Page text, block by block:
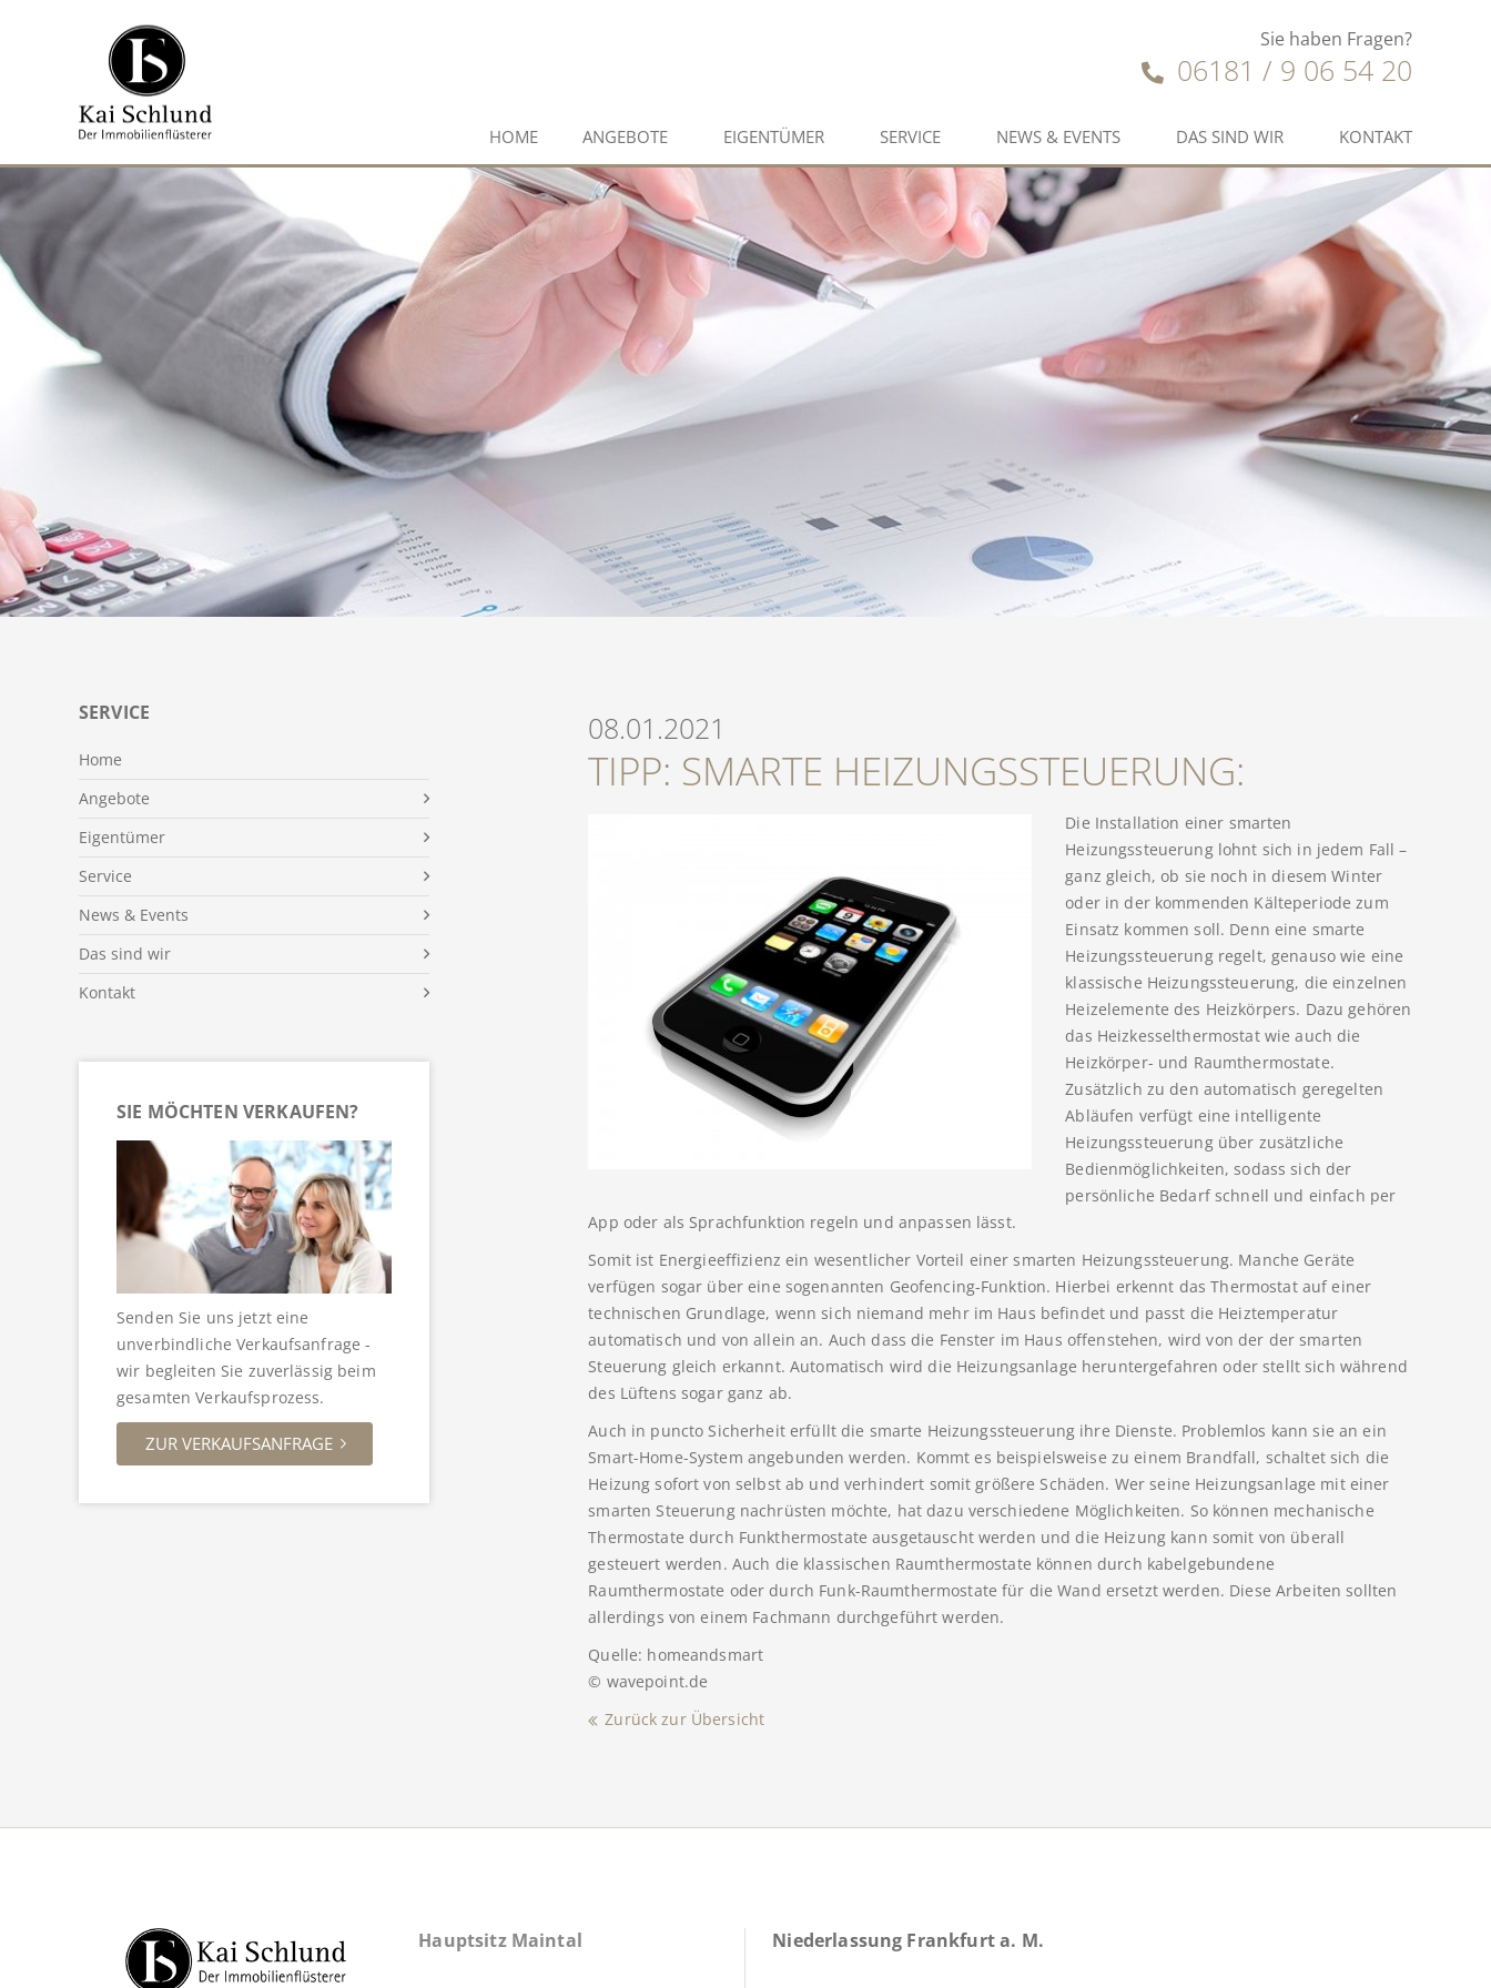
Sie haben Fragen?
06181 / 9 06 54 20
HOME ANGEBOTE EIGENTÜMER SERVICE NEWS & EVENTS DAS SIND WIR KONTAKT
SERVICE
Home
Angebote
Eigentümer
Service
News & Events
Das sind wir
Kontakt
SIE MÖCHTEN VERKAUFEN?
Senden Sie uns jetzt eine
unverbindliche Verkaufsanfrage -
wir begleiten Sie zuverlässig beim
gesamten Verkaufsprozess.
ZUR VERKAUFSANFRAGE
08.01.2021
TIPP: SMARTE HEIZUNGSSTEUERUNG:
Die Installation einer smarten
Heizungssteuerung lohnt sich in jedem Fall –
ganz gleich, ob sie noch in diesem Winter
oder in der kommenden Kälteperiode zum
Einsatz kommen soll. Denn eine smarte
Heizungssteuerung regelt, genauso wie eine
klassische Heizungssteuerung, die einzelnen
Heizelemente des Heizkörpers. Dazu gehören
das Heizkesselthermostat wie auch die
Heizkörper- und Raumthermostate.
Zusätzlich zu den automatisch geregelten
Abläufen verfügt eine intelligente
Heizungssteuerung über zusätzliche
Bedienmöglichkeiten, sodass sich der
persönliche Bedarf schnell und einfach per
App oder als Sprachfunktion regeln und anpassen lässt.
Somit ist Energieeffizienz ein wesentlicher Vorteil einer smarten Heizungssteuerung. Manche Geräte
verfügen sogar über eine sogenannten Geofencing-Funktion. Hierbei erkennt das Thermostat auf einer
technischen Grundlage, wenn sich niemand mehr im Haus befindet und passt die Heiztemperatur
automatisch und von allein an. Auch dass die Fenster im Haus offenstehen, wird von der der smarten
Steuerung gleich erkannt. Automatisch wird die Heizungsanlage heruntergefahren oder stellt sich während
des Lüftens sogar ganz ab.
Auch in puncto Sicherheit erfüllt die smarte Heizungssteuerung ihre Dienste. Problemlos kann sie an ein
Smart-Home-System angebunden werden. Kommt es beispielsweise zu einem Brandfall, schaltet sich die
Heizung sofort von selbst ab und verhindert somit größere Schäden. Wer seine Heizungsanlage mit einer
smarten Steuerung nachrüsten möchte, hat dazu verschiedene Möglichkeiten. So können mechanische
Thermostate durch Funkthermostate ausgetauscht werden und die Heizung kann somit von überall
gesteuert werden. Auch die klassischen Raumthermostate können durch kabelgebundene
Raumthermostate oder durch Funk-Raumthermostate für die Wand ersetzt werden. Diese Arbeiten sollten
allerdings von einem Fachmann durchgeführt werden.
Quelle: homeandsmart
© wavepoint.de
Zurück zur Übersicht
Hauptsitz Maintal Niederlassung Frankfurt a. M.